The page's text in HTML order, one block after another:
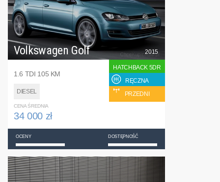
Volkswagen Golf
1.6 TDI 105 KM
DIESEL
2015
HATCHBACK 5DR
RĘCZNA
PRZEDNI
CENA ŚREDNIA
34 000 zł
OCENY DOSTĘPNOŚĆ